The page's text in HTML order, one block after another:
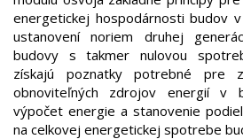
energetickej hospodárnosti budov
ustanovení noriem druhej
budovy s takmer nulovou
získajú poznatky potrebné pre
obnoviteľných zdrojov energií v
výpočet energie a stanovenie
na celkovej energetickej spotrebe